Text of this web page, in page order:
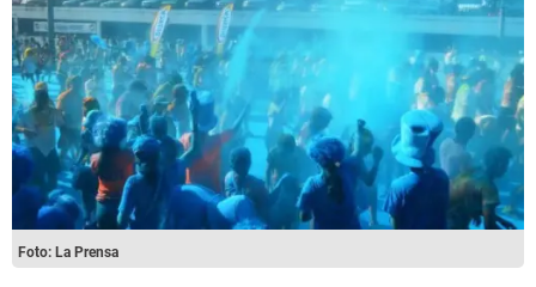
Foto: La Prensa